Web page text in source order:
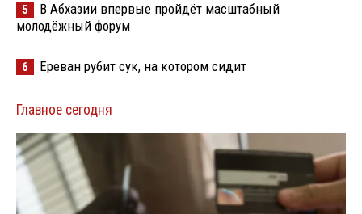
5
В Абхазии впервые пройдёт масштабный
молодёжный форум
6 Ереван рубит сук, на котором сидит
Главное сегодня